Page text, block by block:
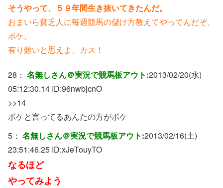
そうやって、５９年間生き抜いてきたんだ。
おまいら貧乏人に毎週競馬の儲け方教えてやってんだぞ、
ボケ。
有り難いと思えよ、カス！
28： 名無しさん＠実況で競馬板アウト:2013/02/20(水)
05:12:30.14 ID:96nwbjcnO
>>14
ボケと言ってるあんたの方がボケ
5： 名無しさん＠実況で競馬板アウト:2013/02/16(土)
23:51:46.25 ID:xJeTouyTO
なるほど
やってみよう